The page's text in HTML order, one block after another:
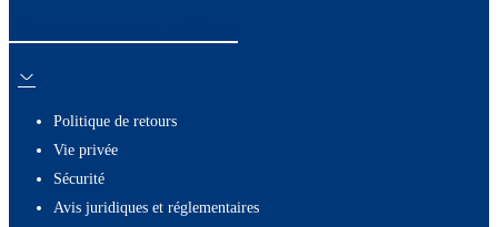
Politique de retours
Vie privée
Sécurité
Avis juridiques et réglementaires